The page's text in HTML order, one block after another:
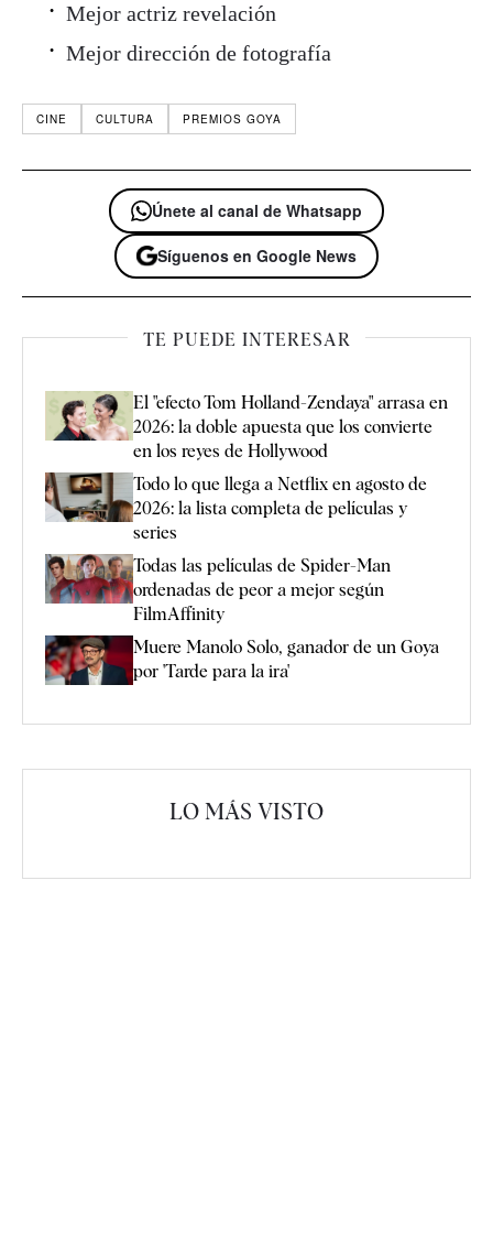
Mejor actriz revelación
Mejor dirección de fotografía
CINE CULTURA PREMIOS GOYA
Únete al canal de Whatsapp
Síguenos en Google News
TE PUEDE INTERESAR
El "efecto Tom Holland-Zendaya" arrasa en
2026: la doble apuesta que los convierte
en los reyes de Hollywood
Todo lo que llega a Netflix en agosto de
2026: la lista completa de películas y
series
Todas las películas de Spider-Man
ordenadas de peor a mejor según
FilmAffinity
Muere Manolo Solo, ganador de un Goya
por 'Tarde para la ira'
LO MÁS VISTO